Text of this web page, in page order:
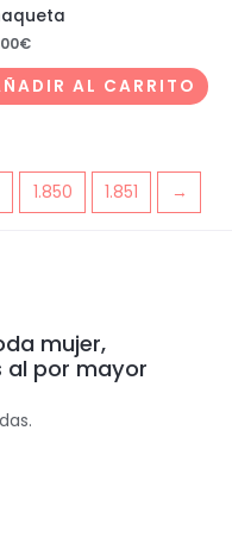
€
AL CARRITO
1.850 1.851 →
mujer,
al por mayor